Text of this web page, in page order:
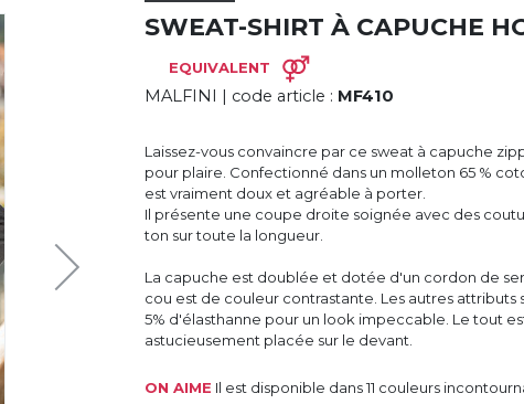
SWEAT-SHIRT À CAPUCHE
EQUIVALENT
MALFINI | code article : MF410
Laissez-vous convaincre par ce sweat à capuche
pour plaire. Confectionné dans un molleton 65 %
est vraiment doux et agréable à porter.
Il présente une coupe droite soignée avec des
ton sur toute la longueur.
La capuche est doublée et dotée d'un cordon de
cou est de couleur contrastante. Les autres
5% d'élasthanne pour un look impeccable. Le tout
astucieusement placée sur le devant.
ON AIME Il est disponible dans 11 couleurs